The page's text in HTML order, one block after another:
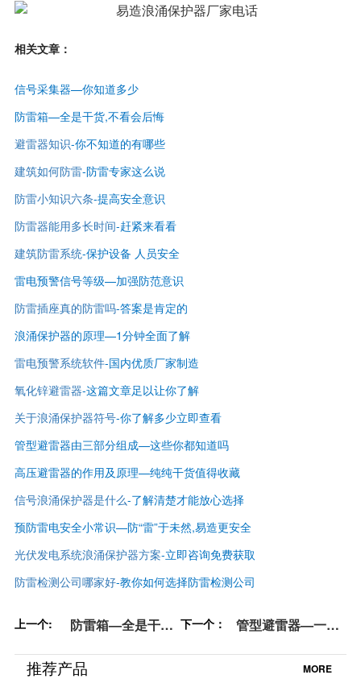
相关文章：
信号采集器—你知道多少
防雷箱—全是干货,不看会后悔
避雷器知识-你不知道的有哪些
建筑如何防雷-防雷专家这么说
防雷小知识六条-提高安全意识
防雷器能用多长时间-赶紧来看看
建筑防雷系统-保护设备 人员安全
雷电预警信号等级—加强防范意识
防雷插座真的防雷吗-答案是肯定的
浪涌保护器的原理—1分钟全面了解
雷电预警系统软件-国内优质厂家制造
氧化锌避雷器-这篇文章足以让你了解
关于浪涌保护器符号-你了解多少立即查看
管型避雷器由三部分组成—这些你都知道吗
高压避雷器的作用及原理—纯纯干货值得收藏
信号浪涌保护器是什么-了解清楚才能放心选择
预防雷电安全小常识—防“雷”于未然,易造更安全
光伏发电系统浪涌保护器方案-立即咨询免费获取
防雷检测公司哪家好-教你如何选择防雷检测公司
上一个:
防雷箱—全是干货,
易造】
下一个：
管型避雷器—一看
推荐产品 MORE